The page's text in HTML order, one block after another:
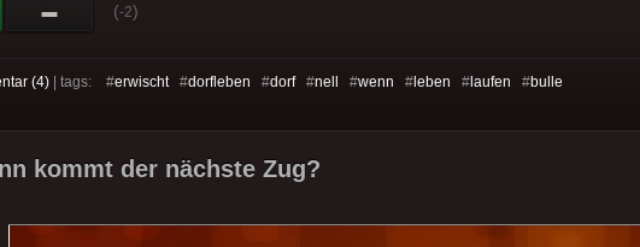
(-2)
(4) | tags: #erwischt#dorfleben #dorf#nell #wenn # leben # laufen #bulle
kommt der nächste Zug?